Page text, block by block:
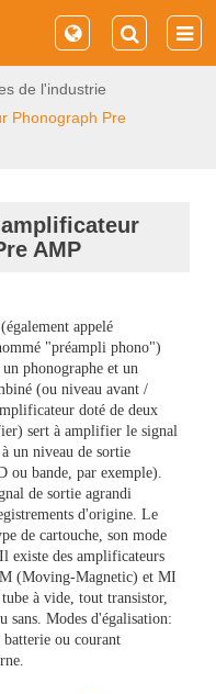
de l'industrie
Phonograph Pre
AMP
appelé
"préampli phono")
phonographe et un
(ou niveau avant /
doté de deux
​​sert à amplifier le signal
un niveau de sortie
ou bande, par exemple).
de sortie agrandi
d'origine. Le
de cartouche, son mode
existe des amplificateurs
(Moving-Magnetic) et MI
à vide, tout transistor,
sans. Modes d'égalisation:
ou courant